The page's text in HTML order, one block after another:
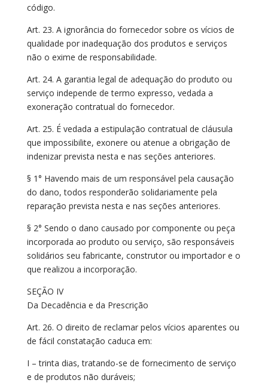
código.
Art. 23. A ignorância do fornecedor sobre os vícios de
qualidade por inadequação dos produtos e serviços
não o exime de responsabilidade.
Art. 24. A garantia legal de adequação do produto ou
serviço independe de termo expresso, vedada a
exoneração contratual do fornecedor.
Art. 25. É vedada a estipulação contratual de cláusula
que impossibilite, exonere ou atenue a obrigação de
indenizar prevista nesta e nas seções anteriores.
§ 1° Havendo mais de um responsável pela causação
do dano, todos responderão solidariamente pela
reparação prevista nesta e nas seções anteriores.
§ 2° Sendo o dano causado por componente ou peça
incorporada ao produto ou serviço, são responsáveis
solidários seu fabricante, construtor ou importador e o
que realizou a incorporação.
SEÇÃO IV
Da Decadência e da Prescrição
Art. 26. O direito de reclamar pelos vícios aparentes ou
de fácil constatação caduca em:
I – trinta dias, tratando-se de fornecimento de serviço
e de produtos não duráveis;